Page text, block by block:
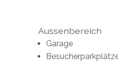
Aussenbereich
Garage